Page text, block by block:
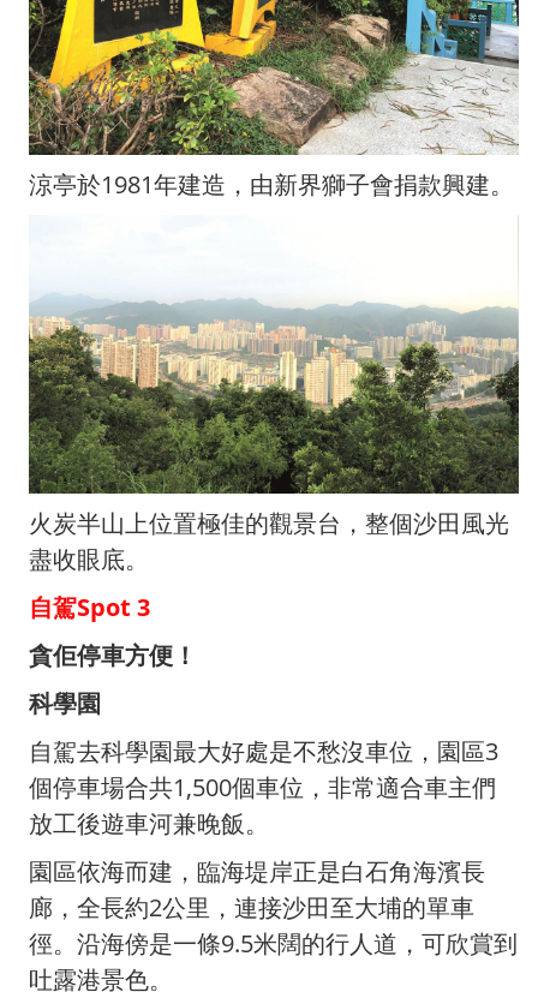
涼亭於1981年建造，由新界獅子會捐款興建。
火炭半山上位置極佳的觀景台，整個沙田風光
盡收眼底。
自駕Spot 3
貪佢停車方便！
科學園
自駕去科學園最大好處是不愁沒車位，園區3
個停車場合共1,500個車位，非常適合車主們
放工後遊車河兼晚飯。
園區依海而建，臨海堤岸正是白石角海濱長
廊，全長約2公里，連接沙田至大埔的單車
徑。沿海傍是一條9.5米闊的行人道，可欣賞到
吐露港景色。